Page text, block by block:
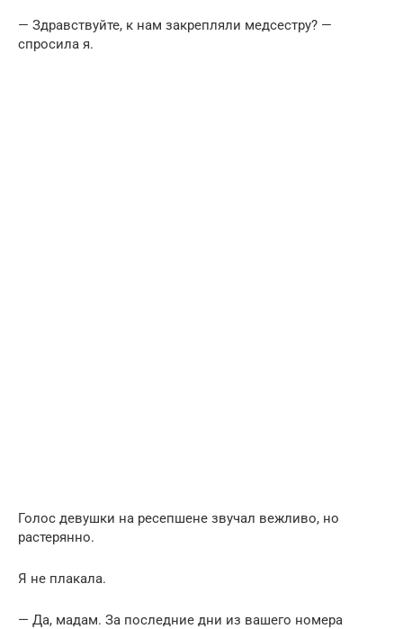
— Здравствуйте, к нам закрепляли медсестру? —
спросила я.
Голос девушки на ресепшене звучал вежливо, но
растерянно.
Я не плакала.
— Да, мадам. За последние дни из вашего номера